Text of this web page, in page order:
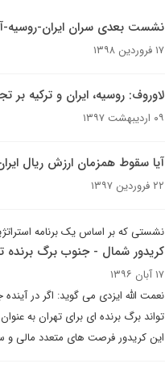
نشست بعدی سران ایران-روسیه-
۱۷ فروردین ۱۳۹۸
لاوروف: روسیه، ایران و ترکیه بر
۰۹ اردیبهشت ۱۳۹۷
آیا سقوط همزمان ارزش ریال
۲۲ فروردین ۱۳۹۷
نشستی که بر اساس یک برنامه
کریدور شمال - جنوب برگ برنده
۱۷ آبان ۱۳۹۶
نعمت الله ایزدی می گوید: اگر در
تواند برگ برنده ای برای تهران به
این کریدور فرصت های متعدد مالی و